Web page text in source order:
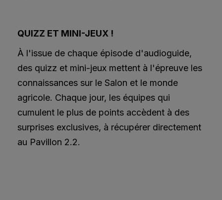
QUIZZ ET MINI-JEUX !
À l'issue de chaque épisode d'audioguide,
des quizz et mini-jeux mettent à l'épreuve les
connaissances sur le Salon et le monde
agricole. Chaque jour, les équipes qui
cumulent le plus de points accèdent à des
surprises exclusives, à récupérer directement
au Pavillon 2.2.